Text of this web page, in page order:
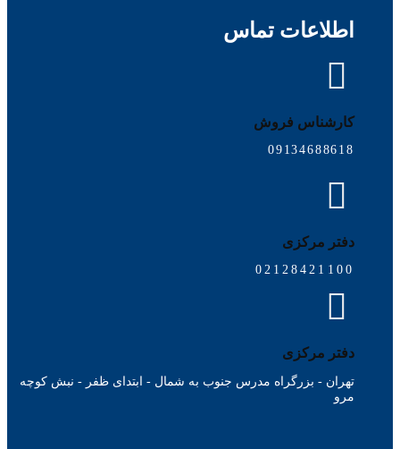
اطلاعات تماس
کارشناس فروش
09134688618
دفتر مرکزی
02128421100
دفتر مرکزی
تهران - بزرگراه مدرس جنوب به شمال - ابتدای ظفر - نبش کوچه
مرو